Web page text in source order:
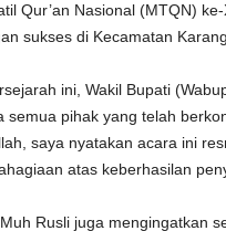
Qur’an Nasional (MTQN)
sukses di Kecamatan
ini, Wakil Bupati
semua pihak yang telah
saya nyatakan acara ini
atas keberhasilan
Rusli juga mengingatkan